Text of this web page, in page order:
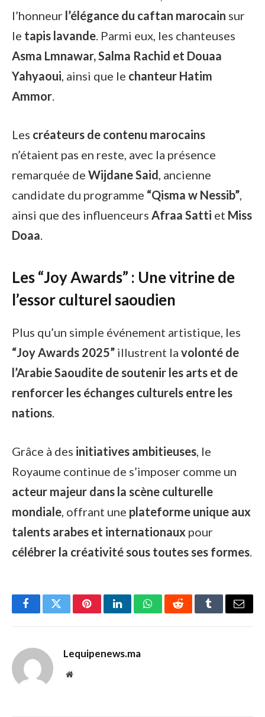
l’honneur l’élégance du caftan marocain sur
le tapis lavande. Parmi eux, les chanteuses
Asma Lmnawar, Salma Rachid et Douaa
Yahyaoui, ainsi que le chanteur Hatim
Ammor.
Les créateurs de contenu marocains
n’étaient pas en reste, avec la présence
remarquée de Wijdane Said, ancienne
candidate du programme “Qisma w Nessib”,
ainsi que des influenceurs Afraa Satti et Miss
Doaa.
Les “Joy Awards” : Une vitrine de
l’essor culturel saoudien
Plus qu’un simple événement artistique, les
“Joy Awards 2025” illustrent la volonté de
l’Arabie Saoudite de soutenir les arts et de
renforcer les échanges culturels entre les
nations.
Grâce à des initiatives ambitieuses , le
Royaume continue de s’imposer comme un
acteur majeur dans la scène culturelle
mondiale , offrant une plateforme unique aux
talents arabes et internationaux pour
célébrer la créativité sous toutes ses formes
FacebookTwitterPinterestLinkedInWhatsAppRedditTumblrEmail
Lequipenews.ma
Website